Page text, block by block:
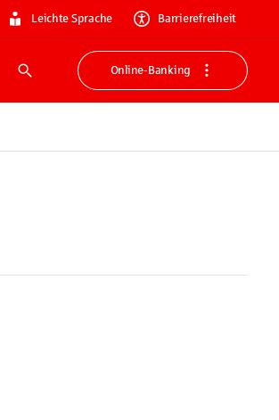
Leichte Sprache Barrierefreiheit
Suche
Online-Banking